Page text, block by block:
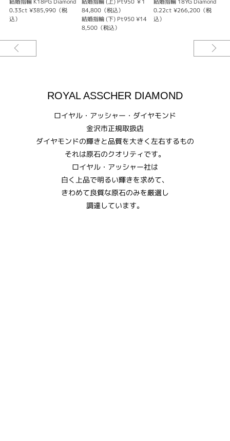
0.33ct ¥385,990（税
込）
84,800（税込）
結婚指輪 (下) Pt950 ¥14
8,500（税込）
0.22ct ¥266,200（税
込）
ROYAL ASSCHER DIAMOND
ロイヤル・アッシャー・ダイヤモンド
金沢市正規取扱店
ダイヤモンドの輝きと品質を大きく左右するもの
それは原石のクオリティです。
ロイヤル・アッシャー社は
白く上品で明るい輝きを求めて、
きわめて良質な原石のみを厳選し
調達しています。